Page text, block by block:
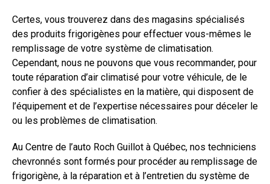
Certes, vous trouverez dans des magasins spécialisés
des produits frigorigènes pour effectuer vous-mêmes le
remplissage de votre système de climatisation.
Cependant, nous ne pouvons que vous recommander, pour
toute réparation d’air climatisé pour votre véhicule, de le
confier à des spécialistes en la matière, qui disposent de
l’équipement et de l’expertise nécessaires pour déceler le
ou les problèmes de climatisation.
Au Centre de l’auto Roch Guillot à Québec, nos techniciens
chevronnés sont formés pour procéder au remplissage de
frigorigène, à la réparation et à l’entretien du système de